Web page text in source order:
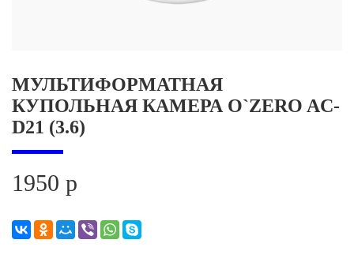
МУЛЬТИФОРМАТНАЯ
КУПОЛЬНАЯ КАМЕРА O`ZERO AC-
D21 (3.6)
1950 р